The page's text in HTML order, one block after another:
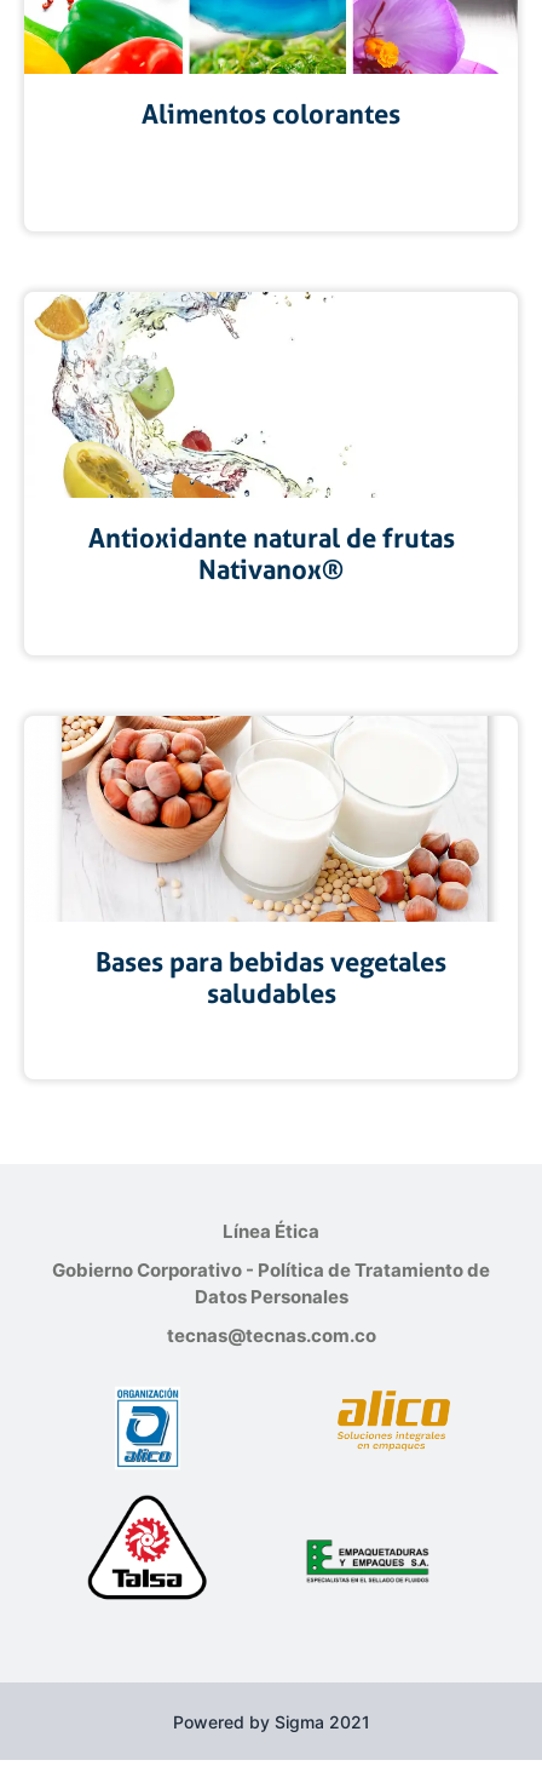
Alimentos colorantes
Antioxidante natural de frutas
Nativanox®
Bases para bebidas vegetales
saludables
Línea Ética
Gobierno Corporativo - Política de Tratamiento de
Datos Personales
tecnas@tecnas.com.co
Powered by Sigma 2021